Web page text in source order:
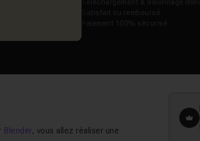
Blender, vous allez réaliser une